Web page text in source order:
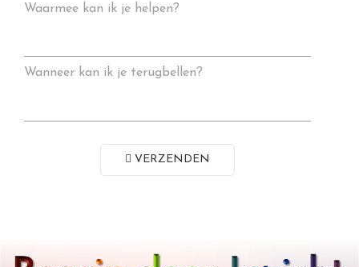
Waarmee kan ik je helpen?
Wanneer kan ik je terugbellen?
VERZENDEN